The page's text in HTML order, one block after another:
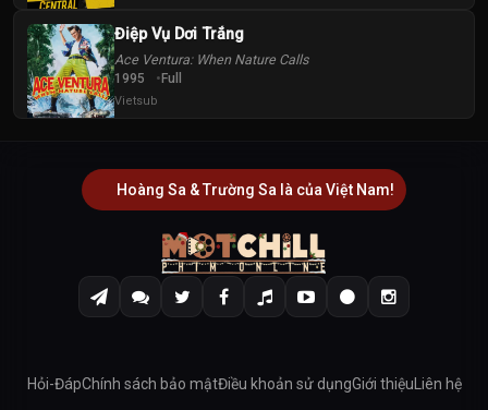
Điệp Vụ Dơi Trắng
Ace Ventura: When Nature Calls
1995 Full
Vietsub
Hoàng Sa & Trường Sa là của Việt Nam!
Hỏi-ĐápChính sách bảo mậtĐiều khoản sử dụngGiới thiệu Liên hệ